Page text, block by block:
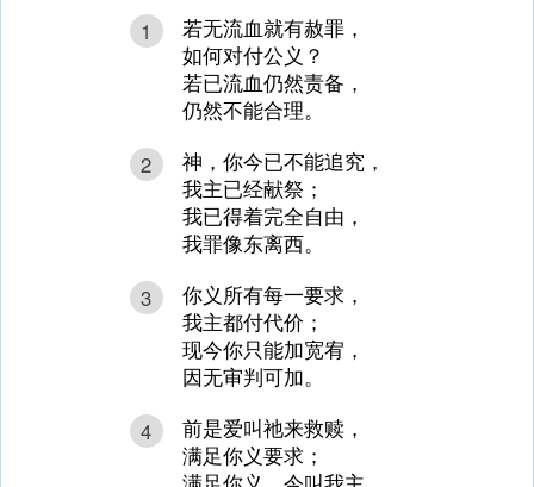
1
若无流血就有赦罪，
如何对付公义？
若已流血仍然责备，
仍然不能合理。
2
神，你今已不能追究，
我主已经献祭；
我已得着完全自由，
我罪像东离西。
3
你义所有每一要求，
我主都付代价；
现今你只能加宽宥，
因无审判可加。
4
前是爱叫祂来救赎，
满足你义要求；